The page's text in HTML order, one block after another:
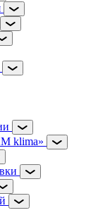
klima»